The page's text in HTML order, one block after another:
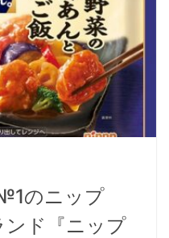
のニップ
ンド『ニップ